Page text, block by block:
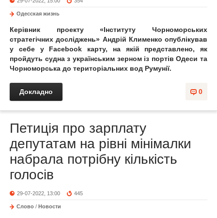
Одесская жизнь
Керівник проекту «Інституту Чорноморських
стратегічних досліджень» Андрій Клименко опублікував
у себе у Facebook карту, на якій представлено, як
пройдуть судна з українським зерном із портів Одеси та
Чорноморська до територіальних вод Румунії.
0
Докладно
Петиція про зарплату
депутатам на рівні мінімалки
набрала потрібну кількість
голосів
29-07-2022, 13:00 445
Слово / Новости